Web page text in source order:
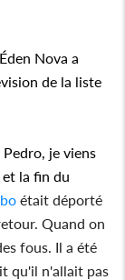
Nova a
de la liste
je viens
la fin du
était déporté
Quand on
fous. Il a été
qu'il n'allait pas